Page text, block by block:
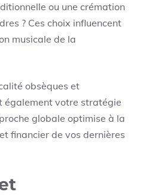
ou une crémation
? Ces choix influencent
musicale de la
obsèques et
également votre stratégie
globale optimise à la
financier de vos dernières